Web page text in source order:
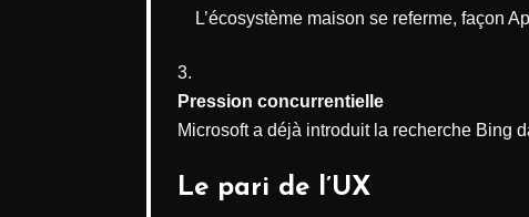
L’écosystème maison se referme, façon
Pression concurrentielle
Microsoft a déjà introduit la recherche Bing
Le pari de l’UX